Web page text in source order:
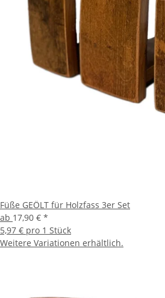
Füße GEÖLT für Holzfass 3er Set
ab 17,90 € *
5,97 € pro 1 Stück
Weitere Variationen erhältlich.